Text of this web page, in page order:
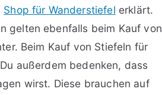
Shop für Wanderstiefel erklärt.
gelten ebenfalls beim Kauf von
Beim Kauf von Stiefeln für
außerdem bedenken, dass
wirst. Diese brauchen auf